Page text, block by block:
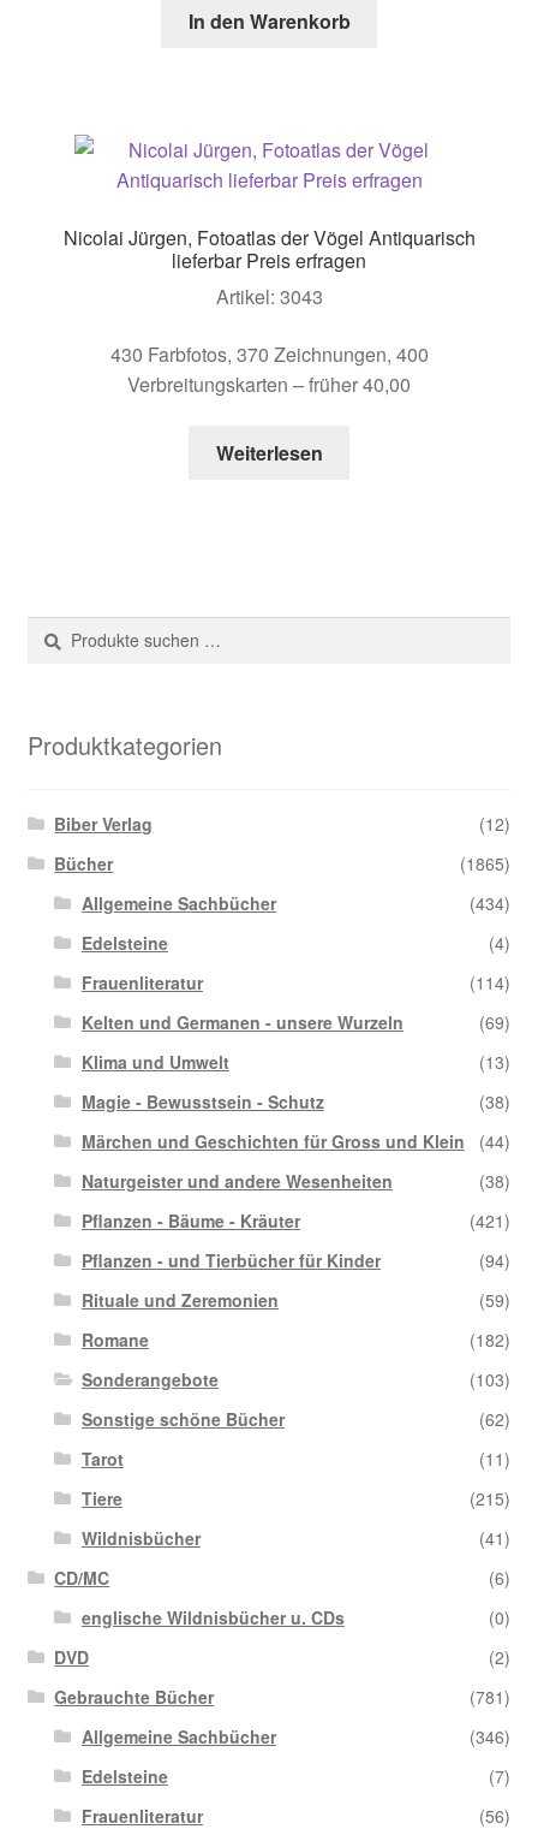
In den Warenkorb
Nicolai Jürgen, Fotoatlas der Vögel Antiquarisch
lieferbar Preis erfragen
Artikel: 3043
430 Farbfotos, 370 Zeichnungen, 400
Verbreitungskarten – früher 40,00
Weiterlesen
Suche
nach:
Suchen
Produktkategorien
Biber Verlag
(12)
Bücher
(1865)
Allgemeine Sachbücher
(434)
Edelsteine
(4)
Frauenliteratur
(114)
Kelten und Germanen - unsere Wurzeln
(69)
Klima und Umwelt
(13)
Magie - Bewusstsein - Schutz
(38)
Märchen und Geschichten für Gross und Klein
(44)
Naturgeister und andere Wesenheiten
(38)
Pflanzen - Bäume - Kräuter
(421)
Pflanzen - und Tierbücher für Kinder
(94)
Rituale und Zeremonien
(59)
Romane
(182)
Sonderangebote
(103)
Sonstige schöne Bücher
(62)
Tarot
(11)
Tiere
(215)
Wildnisbücher
(41)
CD/MC
(6)
englische Wildnisbücher u. CDs
(0)
DVD
(2)
Gebrauchte Bücher
(781)
Allgemeine Sachbücher
(346)
Edelsteine
(7)
Frauenliteratur
(56)